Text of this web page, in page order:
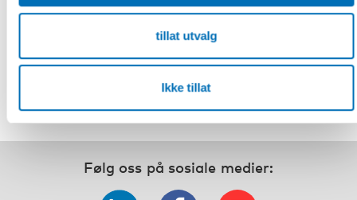
tillat utvalg
Ikke tillat
DEL
Følg oss på sosiale medier: